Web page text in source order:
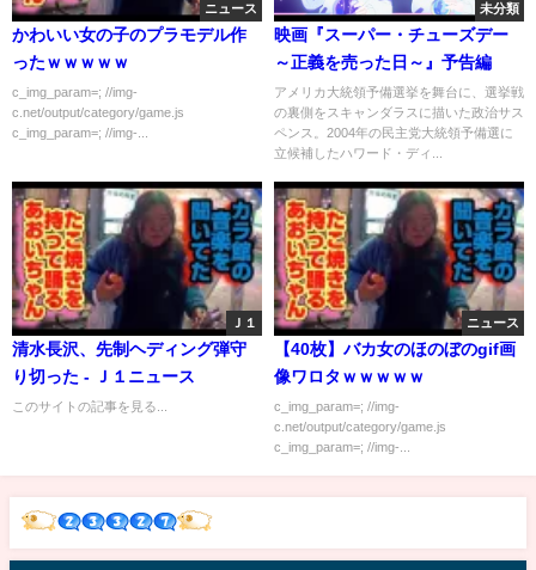
ニュース
かわいい女の子のプラモデル作
ったｗｗｗｗｗ
c_img_param=; //img-
c.net/output/category/game.js
c_img_param=; //img-...
未分類
映画『スーパー・チューズデー
～正義を売った日～』予告編
アメリカ大統領予備選挙を舞台に、選挙戦
の裏側をスキャンダラスに描いた政治サス
ペンス。2004年の民主党大統領予備選に
立候補したハワード・ディ...
Ｊ１
清水長沢、先制ヘディング弾守
り切った - Ｊ１ニュース
このサイトの記事を見る...
ニュース
【40枚】バカ女のほのぼのgif画
像ワロタｗｗｗｗｗ
c_img_param=; //img-
c.net/output/category/game.js
c_img_param=; //img-...